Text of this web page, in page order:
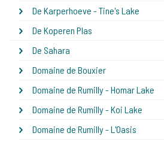
De Karperhoeve - Tine's Lake
De Koperen Plas
De Sahara
Domaine de Bouxier
Domaine de Rumilly - Homar Lake
Domaine de Rumilly - Koi Lake
Domaine de Rumilly - L'Oasis